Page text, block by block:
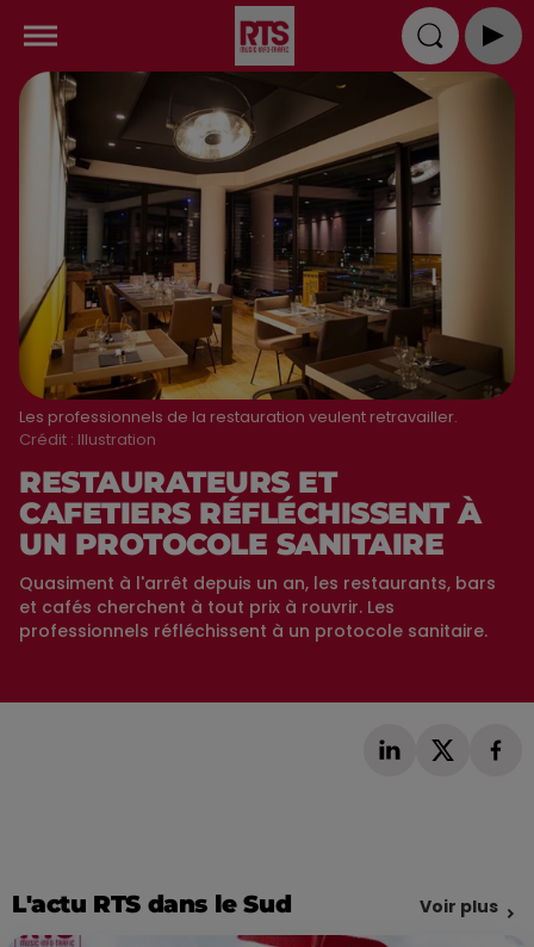
Les professionnels de la restauration veulent retravailler.
Crédit : Illustration
RESTAURATEURS ET
CAFETIERS RÉFLÉCHISSENT À
UN PROTOCOLE SANITAIRE
Quasiment à l'arrêt depuis un an, les restaurants, bars
et cafés cherchent à tout prix à rouvrir. Les
professionnels réfléchissent à un protocole sanitaire.
L'actu RTS dans le Sud Voir plus